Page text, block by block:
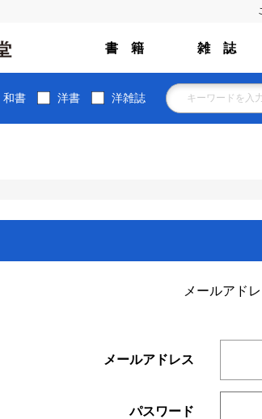
書 籍 雑 誌
和書 洋書 洋雑誌
メールアド
メールアドレス
パスワード